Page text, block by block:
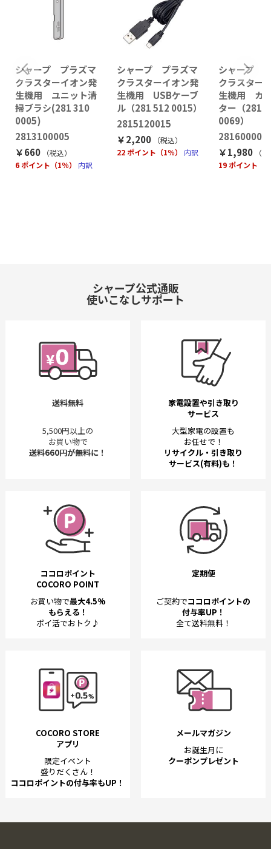
シャープ プラズマ
クラスターイオン発
生機用 ユニット清
掃ブラシ(281 310
0005)
2813100005
￥660
（税込）
6 ポイント（1％）
内訳
シャープ プラズマ
クラスターイオン発
生機用 USBケーブ
ル（281 512 0015）
2815120015
￥2,200
（税込）
22 ポイント（1％）
内訳
シャープ
クラスター
生機用 カ
ター（281
0069）
￥1,980
（
19 ポイント（
シャープ公式通販
使いこなしサポート
送料無料
5,500円以上の
お買い物で
送料660円が無料に！
家電設置や引き取り
サービス
大型家電の設置も
お任せで！
リサイクル・引き取り
サービス(有料)も！
ココロポイント
COCORO POINT
お買い物で最大4.5%
もらえる！
ポイ活でおトク♪
定期便
ご契約でココロポイントの
付与率UP！
全て送料無料！
COCORO STORE
アプリ
限定イベント
盛りだくさん！
ココロポイントの付与率もUP！
メールマガジン
お誕生月に
クーポンプレゼント